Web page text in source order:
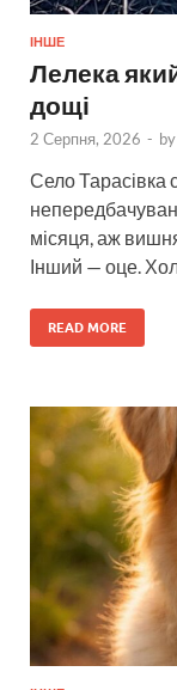
ІНШЕ
Лелека
дощі
2 Серпня, 2026 - by
Село Тарасівка
місяця, аж
Інший — оце.
READ MORE